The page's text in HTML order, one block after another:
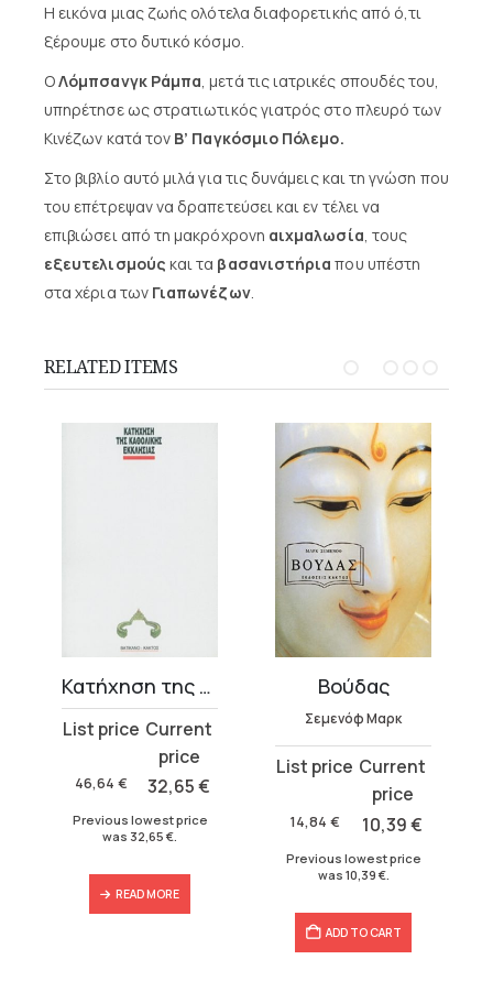
Η εικόνα μιας ζωής ολότελα διαφορετικής από ό,τι
ξέρουμε στο δυτικό κόσμο.
ΟΛόμπσανγκ Ράμπα , μετά τις ιατρικές σπουδές του,
υπηρέτησε ως στρατιωτικός γιατρός στο πλευρό των
Κινέζων κατά τον Β’ Παγκόσμιο Πόλεμο.
Στο βιβλίο αυτό μιλά για τις δυνάμεις και τη γνώση που
του επέτρεψαν να δραπετεύσει και εν τέλει να
επιβιώσει από τη μακρόχρονη αιχμαλωσία , τους
εξευτελισμούς και τα βασανιστήρια που υπέστη
στα χέρια των Γιαπωνέζων.
RELATED ITEMS
Κατήχηση της Καθολικής Εκκλησίας
46,64 €
Original
was:
46,64 €.
32,65€
Current
is:
32,65 €.
Previous lowest price
was 32,65 €.
READ MORE
Βούδας
Σεμενόφ Μαρκ
14,84 €
Original
was:
10,39€
Current
is:
Previous lowest price
was 10,39 €.
ADD TO CART